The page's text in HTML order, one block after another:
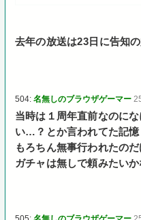
去年の放送は23日に告知
504:名無しのブラウザゲーマー
当時は１周年直前なのに
い…？とか言われてた記憶
もろちん無事行われたの
ガチャは無しで頼みたい